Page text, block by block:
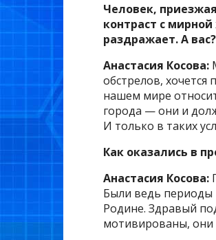
Человек,
контраст с
раздражает. А вас?
Анастасия Косова:
обстрелов, хочется
нашем мире
города — они и
И только в таких
Как оказались в
Анастасия Косова:
Были ведь периоды
Родине. Здравый
мотивированы, они